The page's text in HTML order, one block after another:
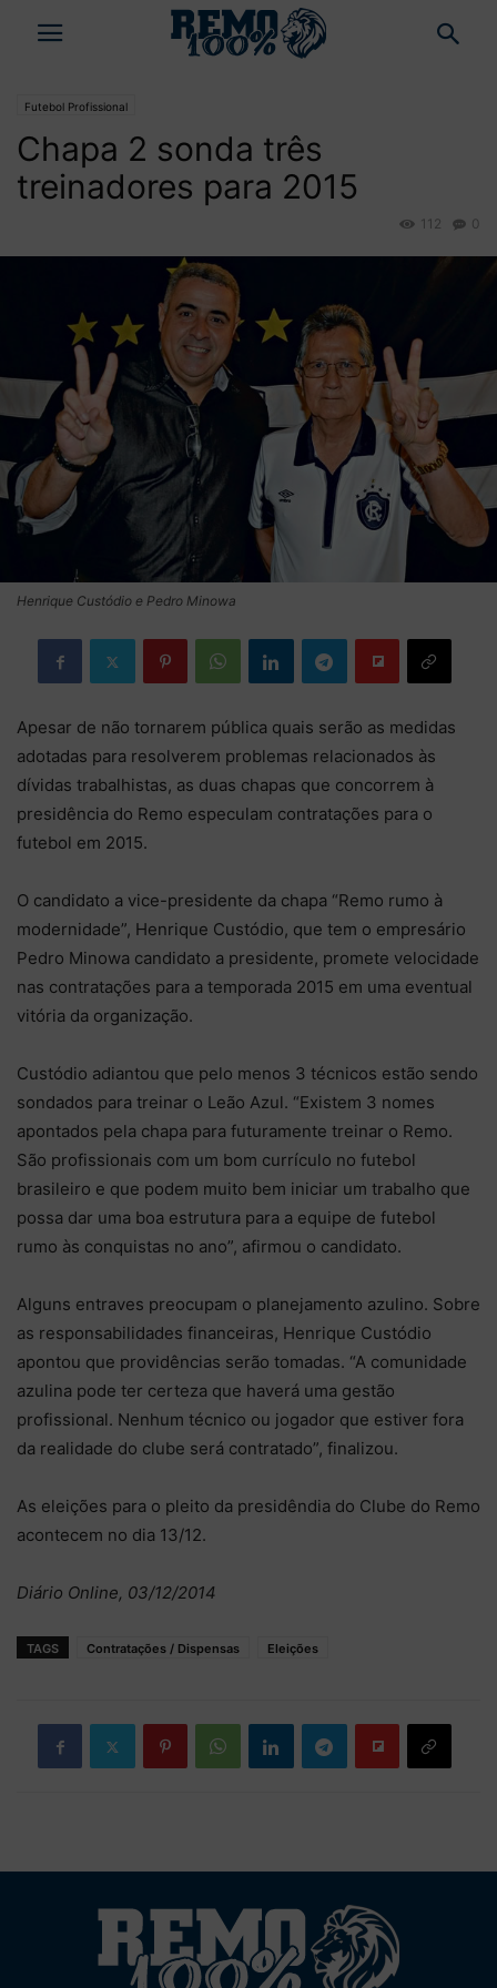
Futebol Profissional
Chapa 2 sonda três
treinadores para 2015
0
112
Henrique Custódio e Pedro Minowa
Apesar de não tornarem pública quais serão as medidas
adotadas para resolverem problemas relacionados às
dívidas trabalhistas, as duas chapas que concorrem à
presidência do Remo especulam contratações para o
futebol em 2015.
O candidato a vice-presidente da chapa “Remo rumo à
modernidade”, Henrique Custódio, que tem o empresário
Pedro Minowa candidato a presidente, promete velocidade
nas contratações para a temporada 2015 em uma eventual
vitória da organização.
Custódio adiantou que pelo menos 3 técnicos estão sendo
sondados para treinar o Leão Azul. “Existem 3 nomes
apontados pela chapa para futuramente treinar o Remo.
São profissionais com um bom currículo no futebol
brasileiro e que podem muito bem iniciar um trabalho que
possa dar uma boa estrutura para a equipe de futebol
rumo às conquistas no ano”, afirmou o candidato.
Alguns entraves preocupam o planejamento azulino. Sobre
as responsabilidades financeiras, Henrique Custódio
apontou que providências serão tomadas. “A comunidade
azulina pode ter certeza que haverá uma gestão
profissional. Nenhum técnico ou jogador que estiver fora
da realidade do clube será contratado”, finalizou.
As eleições para o pleito da presidêndia do Clube do Remo
acontecem no dia 13/12.
Diário Online, 03/12/2014
TAGS Contratações / Dispensas Eleições